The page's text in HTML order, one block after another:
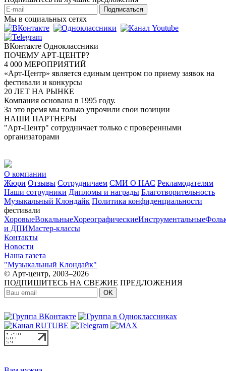
Подписаться
Мы в социальных сетях
ВКонтакте Одноклассники
ПОЧЕМУ АРТ-ЦЕНТР?
4 000 МЕРОПРИЯТИЙ
«Арт-Центр» является единым центром по приему заявок на
фестивали и конкурсы
20 ЛЕТ НА РЫНКЕ
Компания основана в 1995 году.
За это время мы только упрочили свои позиции
НАШИ ПАРТНЕРЫ
"Арт-Центр" сотрудничает только с проверенными
организаторами
О компании
Жюри Отзывы Сотрудничаем СМИ О НАС Рекламодателям
Наши сотрудники Дипломы и награды Благотворительность
Музыкальный Клондайк Политика конфиденциальности
фестивали
ХоровыеВокальныеХореографическиеИнструментальные
и ДПИМастер-классы
Контакты
Новости
Наша газета
"Музыкальный Клондайк"
© Арт-центр, 2003–2026
ПОДПИШИТЕСЬ НА СВЕЖИЕ ПРЕДЛОЖЕНИЯ
OK